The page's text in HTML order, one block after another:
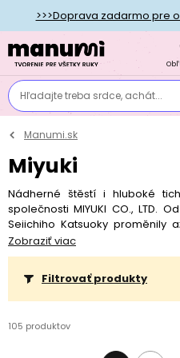
>>>Doprava zadarmo pre
Hľadajte treba srdce, achát...
Manumi.sk
Miyuki
Nádherné štěstí i hluboké
společnosti MIYUKI CO., LTD.
Seiichiho Katsuoky proměnily
celém korálkovém světě. Dnes
jedny z nejkvalitnějších korálků
a velmi přesný tvar. Tyto
módními návrháři, umělci i
Přesné tvary,
Zobraziť viac
Filtrovať produkty
105 produktov